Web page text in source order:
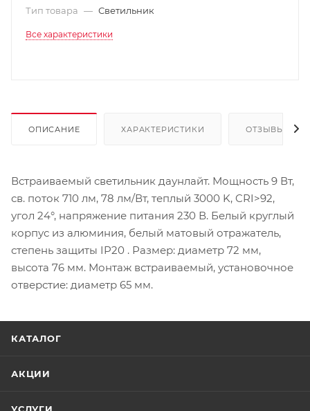
Тип товара — Светильник
Все характеристики
ОПИСАНИЕ ХАРАКТЕРИСТИКИ ОТЗЫВЫ
Встраиваемый светильник даунлайт. Мощность 9 Вт,
св. поток 710 лм, 78 лм/Вт, теплый 3000 K, CRI>92,
угол 24°, напряжение питания 230 В. Белый круглый
корпус из алюминия, белый матовый отражатель,
степень защиты IP20 . Размер: диаметр 72 мм,
высота 76 мм. Монтаж встраиваемый, установочное
отверстие: диаметр 65 мм.
КАТАЛОГ
АКЦИИ